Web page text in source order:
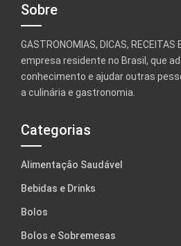
Sobre
GASTRONOMIAS, DICAS, RECEITAS
empresa residente no Brasil, que
conhecimento e ajudar outras
a culinária e gastronomia.
Categorias
Alimentação Saudável
Bebidas e Drinks
Bolos
Bolos e Sobremesas